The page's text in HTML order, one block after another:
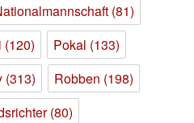
(81)
(120) Pokal (133)
(313) Robben (198)
(80)